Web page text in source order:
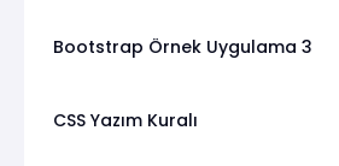
Bootstrap Örnek Uygulama 3
CSS Yazım Kuralı